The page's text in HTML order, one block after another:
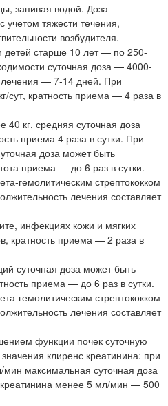
запивая водой. Доза
учетом тяжести течения,
возбудителя.
детей старше 10 лет — по 250-
суточная доза — 4000-
— 7-14 дней. При
сут, кратность приема — 4 раза в
кг, средняя суточная доза
приема 4 раза в сутки. При
доза может быть
приема — до 6 раз в сутки.
гемолитическим стрептококком
лечения составляет
инфекциях кожи и мягких
кратность приема — 2 раза в
суточная доза может быть
приема — до 6 раз в сутки.
гемолитическим стрептококком
лечения составляет
функции почек суточную
клиренс креатинина: при
максимальная суточная доза
менее 5 мл/мин — 500